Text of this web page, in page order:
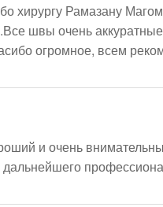
хирургу Рамазану
швы очень
огромное, всем
и очень